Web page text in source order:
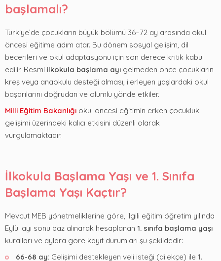
başlamalı?
Türkiye’de çocukların büyük bölümü 36–72 ay arasında okul
öncesi eğitime adım atar. Bu dönem sosyal gelişim, dil
becerileri ve okul adaptasyonu için son derece kritik kabul
edilir. Resmi ilkokula başlama ayı gelmeden önce çocukların
kreş veya anaokulu desteği alması, ilerleyen yaşlardaki okul
başarılarını doğrudan ve olumlu yönde etkiler.
Milli Eğitim Bakanlığı okul öncesi eğitimin erken çocukluk
gelişimi üzerindeki kalıcı etkisini düzenli olarak
vurgulamaktadır.
İlkokula Başlama Yaşı ve 1. Sınıfa
Başlama Yaşı Kaçtır?
Mevcut MEB yönetmeliklerine göre, ilgili eğitim öğretim yılında
Eylül ayı sonu baz alınarak hesaplanan 1. sınıfa başlama yaşı
kuralları ve aylara göre kayıt durumları şu şekildedir:
66-68 ay: Gelişimi destekleyen veli isteği (dilekçe) ile 1.